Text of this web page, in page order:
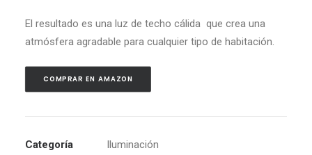
El resultado es una luz de techo cálida que crea una
atmósfera agradable para cualquier tipo de habitación.
COMPRAR EN AMAZON
Categoría
Iluminación